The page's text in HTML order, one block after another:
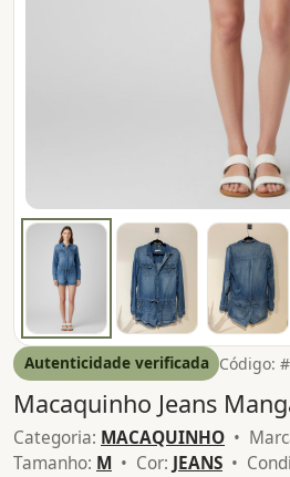
Autenticidade verificada Código:
Macaquinho Jeans
Categoria: MACAQUINHO •
Tamanho: M • Cor: JEANS •